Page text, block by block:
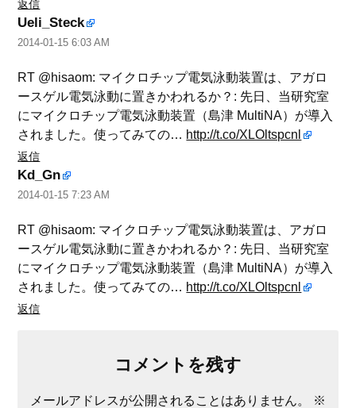
返信
Ueli_Steck
2014-01-15 6:03 AM
RT @hisaom: マイクロチップ電気泳動装置は、アガロ
ースゲル電気泳動に置きかわれるか？: 先日、当研究室
にマイクロチップ電気泳動装置（島津 MultiNA）が導入
されました。使ってみての… http://t.co/XLOltspcnl
返信
Kd_Gn
2014-01-15 7:23 AM
RT @hisaom: マイクロチップ電気泳動装置は、アガロ
ースゲル電気泳動に置きかわれるか？: 先日、当研究室
にマイクロチップ電気泳動装置（島津 MultiNA）が導入
されました。使ってみての… http://t.co/XLOltspcnl
返信
コメントを残す
メールアドレスが公開されることはありません。
※